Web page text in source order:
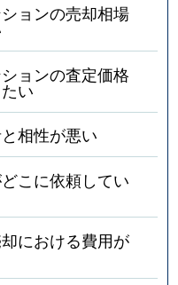
ョンの売却相場
ョンの査定価格
い
相性が悪い
こに依頼してい
における費用が